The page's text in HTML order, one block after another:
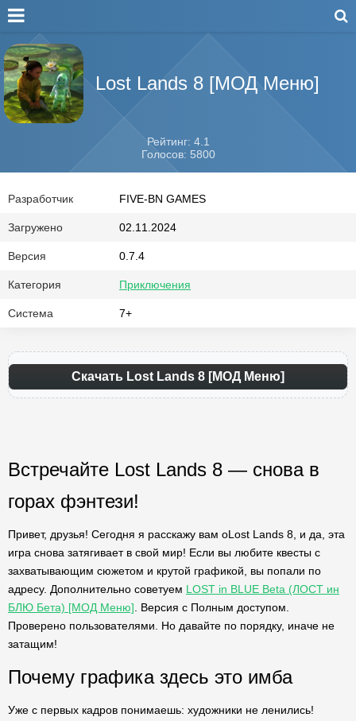
Lost Lands 8 [МОД Меню]
Рейтинг: 4.1
Голосов: 5800
Разработчик FIVE-BN GAMES
Загружено 02.11.2024
Версия 0.7.4
Категория Приключения
Система 7+
Скачать Lost Lands 8 [МОД Меню]
Встречайте Lost Lands 8 — снова в
горах фэнтези!
Привет, друзья! Сегодня я расскажу вам оLost Lands 8, и да, эта
игра снова затягивает в свой мир! Если вы любите квесты с
захватывающим сюжетом и крутой графикой, вы попали по
адресу. Дополнительно советуем LOST in BLUE Beta (ЛОСТ ин
БЛЮ Бета) [МОД Меню] . Версия с Полным доступом.
Проверено пользователями. Но давайте по порядку, иначе не
затащим!
Почему графика здесь это имба
Уже с первых кадров понимаешь: художники не ленились!